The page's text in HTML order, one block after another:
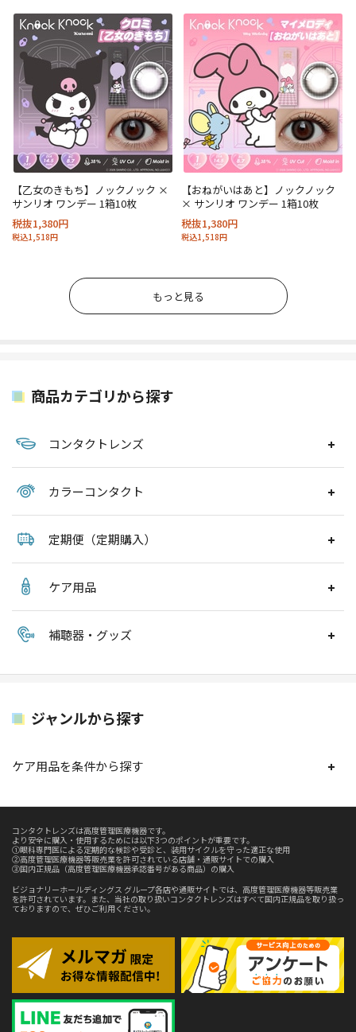
【乙女のきもち】ノックノック ×
サンリオ ワンデー 1箱10枚
税抜1,380円
税込1,518円
【おねがいはあと】ノックノック
× サンリオ ワンデー 1箱10枚
税抜1,380円
税込1,518円
もっと見る
商品カテゴリから探す
コンタクトレンズ
カラーコンタクト
定期便（定期購入）
ケア用品
補聴器・グッズ
ジャンルから探す
ケア用品を条件から探す
コンタクトレンズは高度管理医療機器です。
より安全に購入・使用するためには以下3つのポイントが重要です。
①眼科専門医による定期的な検診や受診と、装用サイクルを守った適正な使用
②高度管理医療機器等販売業を許可されている店舗・通販サイトでの購入
③国内正規品（高度管理医療機器承認番号がある商品）の購入
ビジョナリーホールディングス グループ各店や通販サイトでは、高度管理医療機器等販売業
を許可されています。また、当社の取り扱いコンタクトレンズはすべて国内正規品を取り扱っ
ておりますので、ぜひご利用ください。